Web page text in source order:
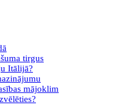
tirgus
Itālijā?
mājoklim